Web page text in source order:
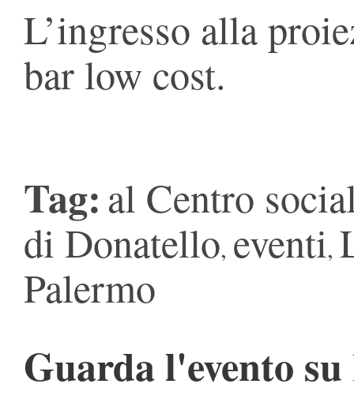
L’ingresso alla
bar low cost.
Tag: al Centro
di Donatello, eventi,
Palermo
Guarda l'evento su